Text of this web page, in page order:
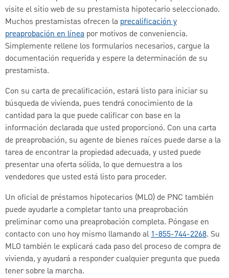
visite el sitio web de su prestamista hipotecario seleccionado.
Muchos prestamistas ofrecen la precalificación y
preaprobación en línea por motivos de conveniencia.
Simplemente rellene los formularios necesarios, cargue la
documentación requerida y espere la determinación de su
prestamista.
Con su carta de precalificación, estará listo para iniciar su
búsqueda de vivienda, pues tendrá conocimiento de la
cantidad para la que puede calificar con base en la
información declarada que usted proporcionó. Con una carta
de preaprobación, su agente de bienes raíces puede darse a la
tarea de encontrar la propiedad adecuada, y usted puede
presentar una oferta sólida, lo que demuestra a los
vendedores que usted está listo para proceder.
Un oficial de préstamos hipotecarios (MLO) de PNC también
puede ayudarle a completar tanto una preaprobación
preliminar como una preaprobación completa. Póngase en
contacto con uno hoy mismo llamando al1-855-744-2268. Su
MLO también le explicará cada paso del proceso de compra de
vivienda, y ayudará a responder cualquier pregunta que pueda
tener sobre la marcha.